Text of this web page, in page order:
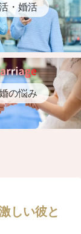
・婚活
の悩み
しい彼と